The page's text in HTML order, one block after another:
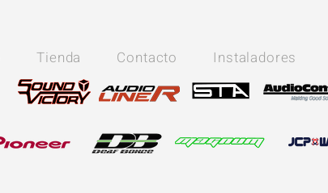
Tienda Contacto Instaladores